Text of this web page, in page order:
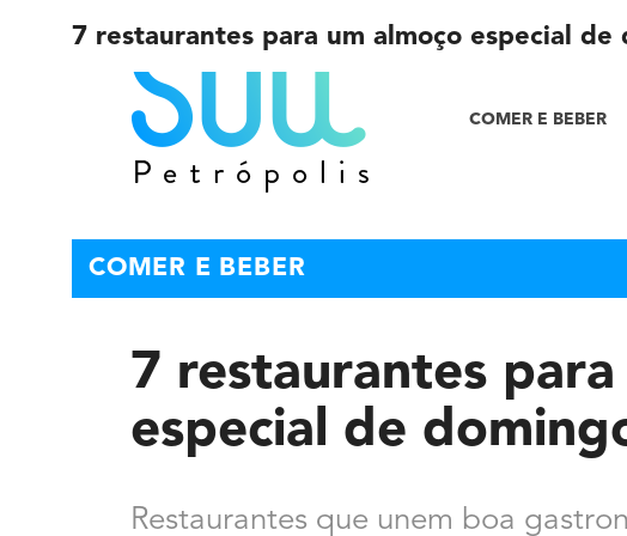
COMER E BEBER
7 restaurantes para um almoço especial
COMER E BEBER
7 restaurantes
especial de
Restaurantes que unem boa